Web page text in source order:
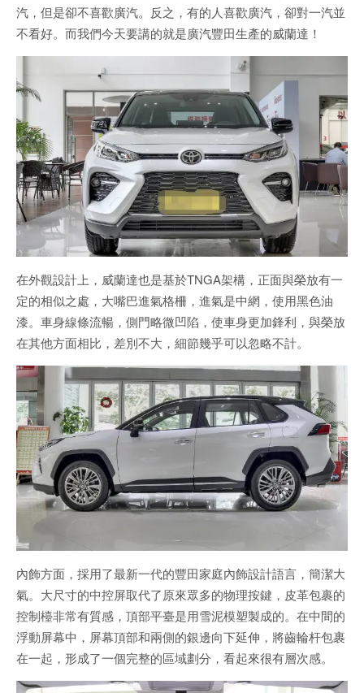
汽，但是卻不喜歡廣汽。反之，有的人喜歡廣汽，卻對一汽並
不看好。而我們今天要講的就是廣汽豐田生產的威蘭達！
在外觀設計上，威蘭達也是基於TNGA架構，正面與榮放有一
定的相似之處，大嘴巴進氣格柵，進氣是中網，使用黑色油
漆。車身線條流暢，側門略微凹陷，使車身更加鋒利，與榮放
在其他方面相比，差別不大，細節幾乎可以忽略不計。
內飾方面，採用了最新一代的豐田家庭內飾設計語言，簡潔大
氣。大尺寸的中控屏取代了原來眾多的物理按鍵，皮革包裹的
控制檯非常有質感，頂部平臺是用雪泥模塑製成的。在中間的
浮動屏幕中，屏幕頂部和兩側的銀邊向下延伸，將齒輪杆包裹
在一起，形成了一個完整的區域劃分，看起來很有層次感。